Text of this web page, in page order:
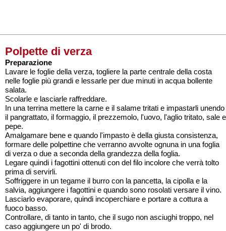
Polpette di verza
Preparazione
Lavare le foglie della verza, togliere la parte centrale della costa
nelle foglie più grandi e lessarle per due minuti in acqua bollente
salata.
Scolarle e lasciarle raffreddare.
In una terrina mettere la carne e il salame tritati e impastarli unendo
il pangrattato, il formaggio, il prezzemolo, l'uovo, l'aglio tritato, sale e
pepe.
Amalgamare bene e quando l'impasto è della giusta consistenza,
formare delle polpettine che verranno avvolte ognuna in una foglia
di verza o due a seconda della grandezza della foglia.
Legare quindi i fagottini ottenuti con del filo incolore che verrà tolto
prima di servirli.
Soffriggere in un tegame il burro con la pancetta, la cipolla e la
salvia, aggiungere i fagottini e quando sono rosolati versare il vino.
Lasciarlo evaporare, quindi incoperchiare e portare a cottura a
fuoco basso.
Controllare, di tanto in tanto, che il sugo non asciughi troppo, nel
caso aggiungere un po' di brodo.